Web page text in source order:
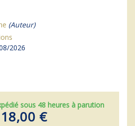
(Auteur)
2026
sous 48 heures à parution
18,00 €